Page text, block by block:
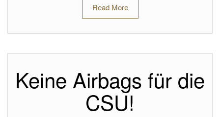
Read More
Keine Airbags für die
CSU!